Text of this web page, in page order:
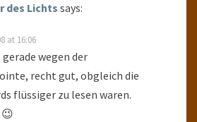
des Lichts says:
at 16:06
wegen der
recht gut, obgleich die
flüssiger zu lesen waren.